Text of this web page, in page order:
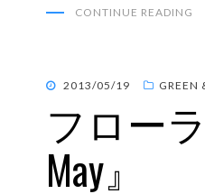
CONTINUE READING
POSTED
2013/05/19 GREEN
フローラ
May』